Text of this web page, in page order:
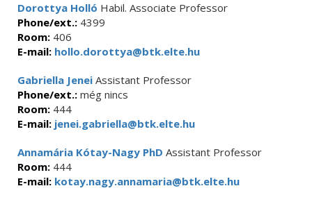
Dorottya Holló Habil. Associate Professor
Phone/ext.: 4399
Room: 406
E-mail: hollo.dorottya@btk.elte.hu
Gabriella Jenei Assistant Professor
Phone/ext.: még nincs
Room: 444
E-mail: jenei.gabriella@btk.elte.hu
Annamária Kótay-Nagy PhD Assistant Professor
Room: 444
E-mail: kotay.nagy.annamaria@btk.elte.hu